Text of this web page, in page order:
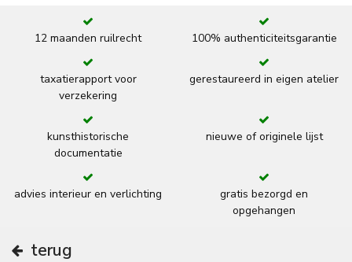
12 maanden ruilrecht 100% authenticiteitsgarantie
taxatierapport voor
verzekering
gerestaureerd in eigen atelier
kunsthistorische
documentatie
nieuwe of originele lijst
advies interieur en verlichting
gratis bezorgd en
opgehangen
terug